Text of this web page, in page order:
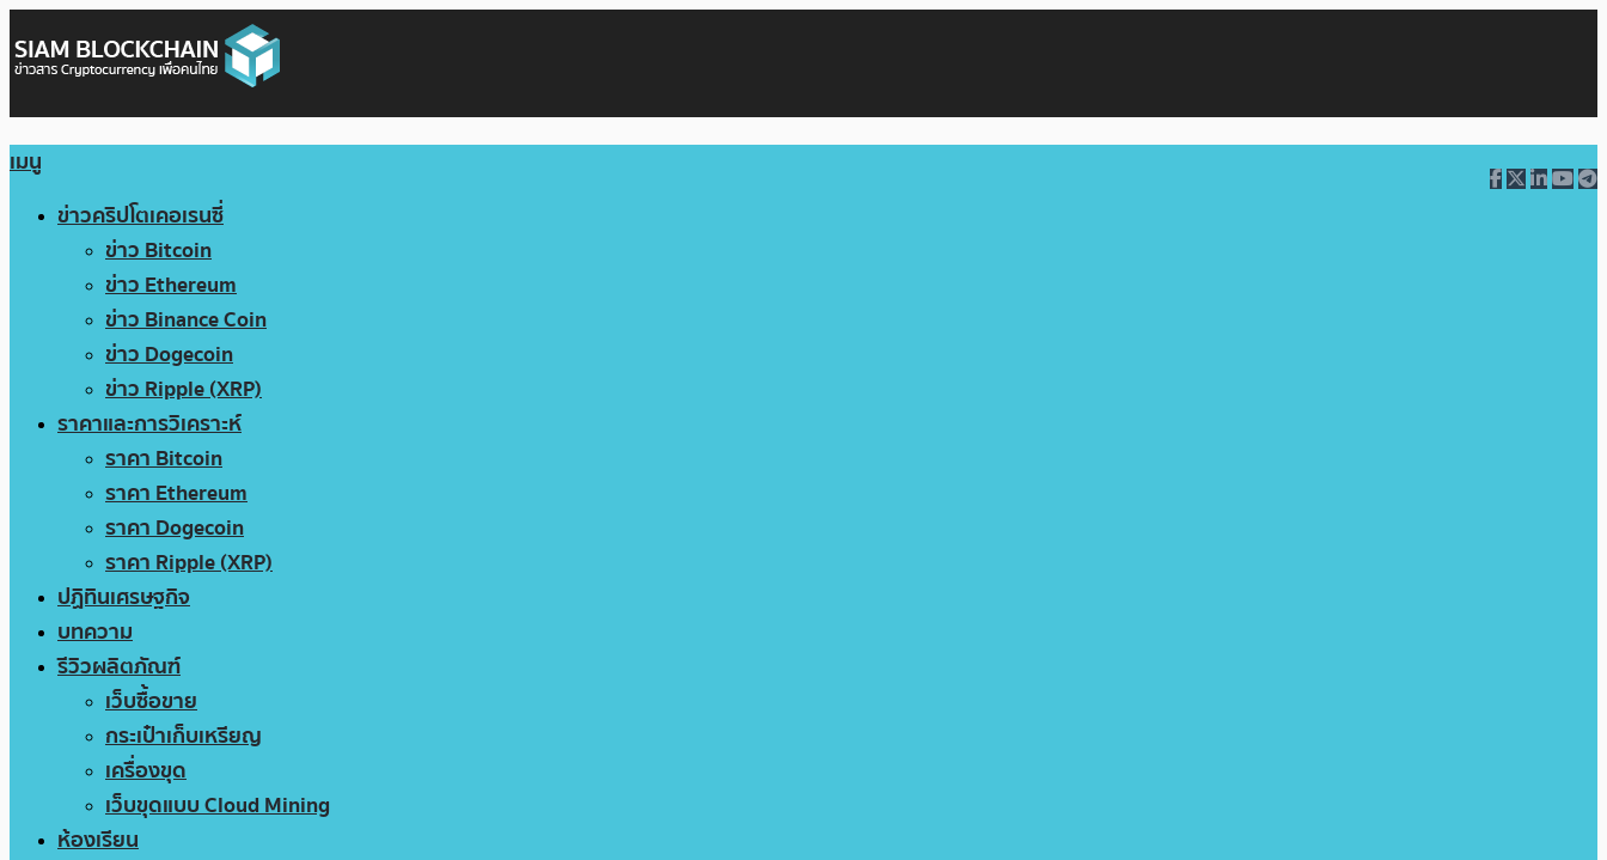
เมนู
ข่าวคริปโตเคอเรนซี่
ข่าว Bitcoin
ข่าว Ethereum
ข่าว Binance Coin
ข่าว Dogecoin
ข่าว Ripple (XRP)
ราคาและการวิเคราะห์
ราคา Bitcoin
ราคา Ethereum
ราคา Dogecoin
ราคา Ripple (XRP)
ปฏิทินเศรษฐกิจ
บทความ
รีวิวผลิตภัณฑ์
เว็บซื้อขาย
กระเป๋าเก็บเหรียญ
เครื่องขุด
เว็บขุดแบบ Cloud Mining
ห้องเรียน